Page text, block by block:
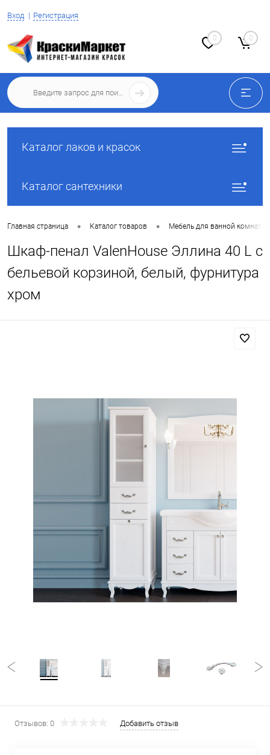
Вход Регистрация
0 0
Каталог лаков и красок
Каталог сантехники
Главная страница • Каталог товаров • Мебель для ванной комнаты
Шкаф-пенал ValenHouse Эллина 40 L с
бельевой корзиной, белый, фурнитура
хром
Отзывов: 0 Добавить отзыв